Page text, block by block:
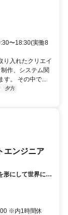
〜18:30(実働8
り入れたクリエイ
作、システム関
す。 その中で...
夕方
エンジニア
形にして世界に送
※内1時間休